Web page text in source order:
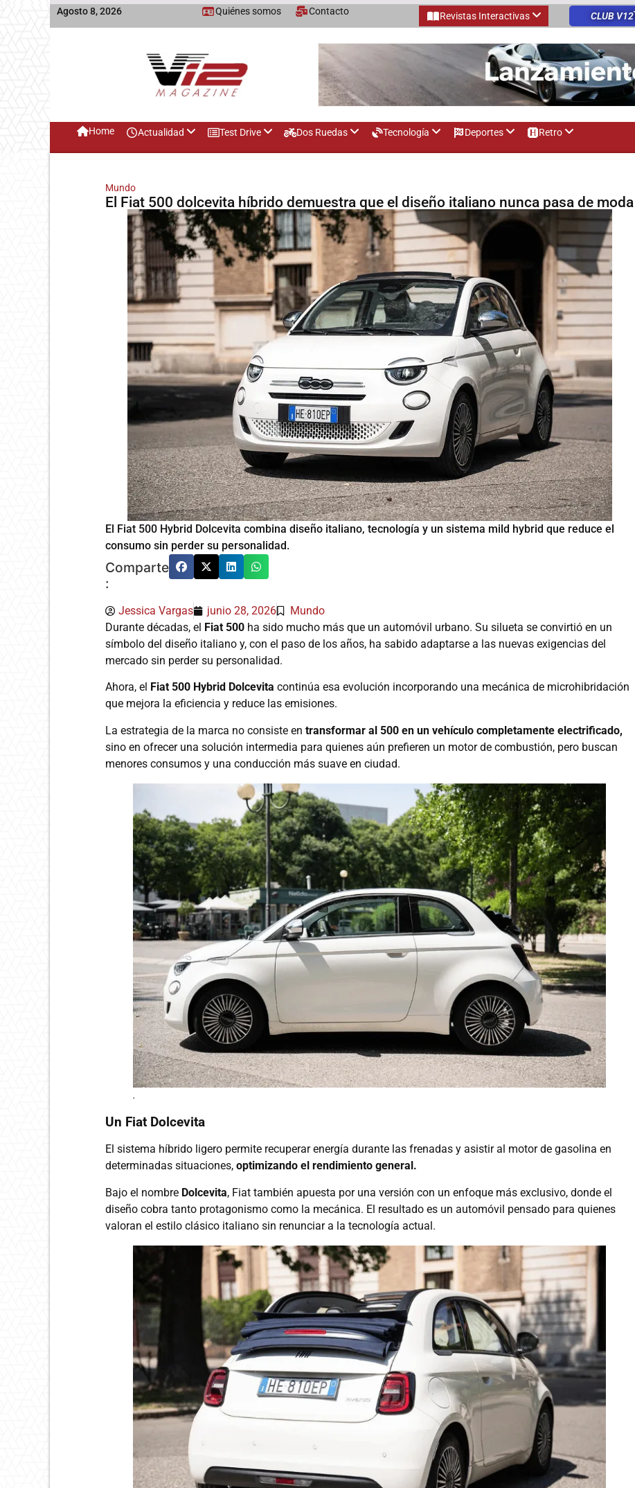
Agosto 8, 2026 Quiénes somos Contacto Revistas Interactivas CLUB V12
Home Actualidad Test Drive Dos Ruedas Tecnología Deportes Retro
Mundo
El Fiat 500 dolcevita híbrido demuestra que el diseño italiano nunca pasa de moda
El Fiat 500 Hybrid Dolcevita combina diseño italiano, tecnología y un sistema mild hybrid que reduce el
consumo sin perder su personalidad.
Comparte
:
Jessica Vargas junio 28, 2026
Mundo
Durante décadas, el Fiat 500 ha sido mucho más que un automóvil urbano. Su silueta se convirtió en un
símbolo del diseño italiano y, con el paso de los años, ha sabido adaptarse a las nuevas exigencias del
mercado sin perder su personalidad.
Ahora, el Fiat 500 Hybrid Dolcevita continúa esa evolución incorporando una mecánica de microhibridación
que mejora la eficiencia y reduce las emisiones.
La estrategia de la marca no consiste en transformar al 500 en un vehículo completamente electrificado,
sino en ofrecer una solución intermedia para quienes aún prefieren un motor de combustión, pero buscan
menores consumos y una conducción más suave en ciudad.
.
Un Fiat Dolcevita
El sistema híbrido ligero permite recuperar energía durante las frenadas y asistir al motor de gasolina en
determinadas situaciones, optimizando el rendimiento general.
Bajo el nombre Dolcevita, Fiat también apuesta por una versión con un enfoque más exclusivo, donde el
diseño cobra tanto protagonismo como la mecánica. El resultado es un automóvil pensado para quienes
valoran el estilo clásico italiano sin renunciar a la tecnología actual.